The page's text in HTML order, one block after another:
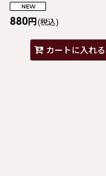
880円 (税込)
カートに入れる